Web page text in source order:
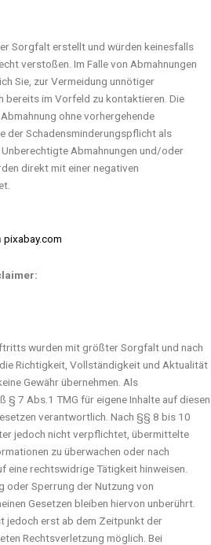
Sorgfalt erstellt und würden keinesfalls
verstoßen. Im Falle von Abmahnungen
Sie, zur Vermeidung unnötiger
bereits im Vorfeld zu kontaktieren. Die
ohne vorhergehende
der Schadensminderungspflicht als
Abmahnungen und/oder
direkt mit einer negativen
pixabay.com
wurden mit größter Sorgfalt und nach
Richtigkeit, Vollständigkeit und Aktualität
Gewähr übernehmen. Als
§ 7 Abs.1 TMG für eigene Inhalte auf diesen
verantwortlich. Nach §§ 8 bis 10
jedoch nicht verpflichtet, übermittelte
zu überwachen oder nach
eine rechtswidrige Tätigkeit hinweisen.
oder Sperrung der Nutzung von
Gesetzen bleiben hiervon unberührt.
jedoch erst ab dem Zeitpunkt der
Rechtsverletzung möglich. Bei